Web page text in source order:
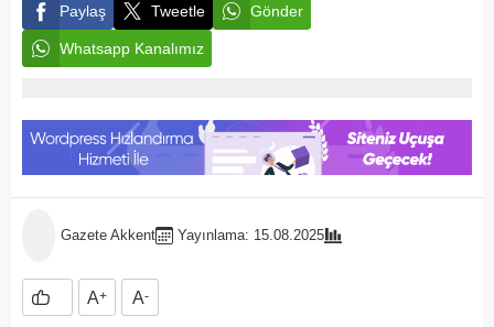
Paylaş Tweetle Gönder
Whatsapp Kanalımız
Gazete Akkent Yayınlama: 15.08.2025
A+ A-